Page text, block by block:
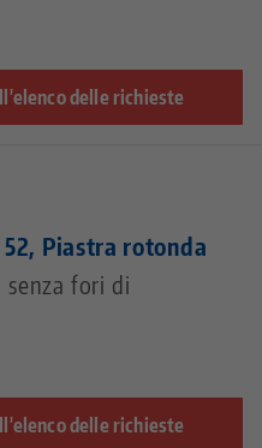
delle richieste
Piastra rotonda
senza fori di
delle richieste